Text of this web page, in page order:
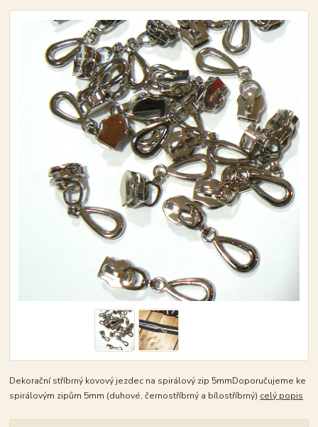
Dekorační stříbrný kovový jezdec na spirálový zip 5mmDoporučujeme ke
spirálovým zipům 5mm (duhové, černostříbrný a bílostříbrný) celý popis